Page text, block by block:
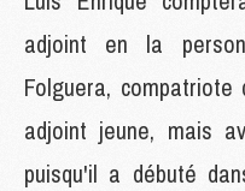
adjoint en la
Folguera,
adjoint jeune, mais
puisqu'il a débuté